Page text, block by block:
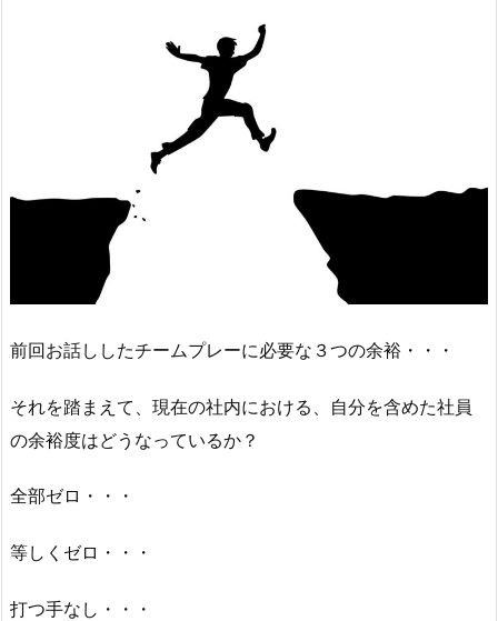
前回お話ししたチームプレーに必要な３つの余裕・・・
それを踏まえて、現在の社内における、自分を含めた社員
の余裕度はどうなっているか？
全部ゼロ・・・
等しくゼロ・・・
打つ手なし・・・